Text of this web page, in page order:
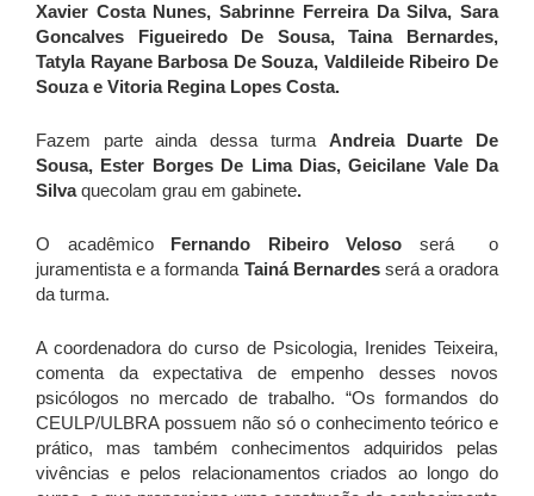
Xavier Costa Nunes, Sabrinne Ferreira Da Silva, Sara
Goncalves Figueiredo De Sousa, Taina Bernardes,
Tatyla Rayane Barbosa De Souza, Valdileide Ribeiro De
Souza e Vitoria Regina Lopes Costa.
Fazem parte ainda dessa turma Andreia Duarte De
Sousa, Ester Borges De Lima Dias, Geicilane Vale Da
Silva quecolam grau em gabinete.
O acadêmico Fernando Ribeiro Veloso será o
juramentista e a formanda Tainá Bernardes será a oradora
da turma.
A coordenadora do curso de Psicologia, Irenides Teixeira,
comenta da expectativa de empenho desses novos
psicólogos no mercado de trabalho. “Os formandos do
CEULP/ULBRA possuem não só o conhecimento teórico e
prático, mas também conhecimentos adquiridos pelas
vivências e pelos relacionamentos criados ao longo do